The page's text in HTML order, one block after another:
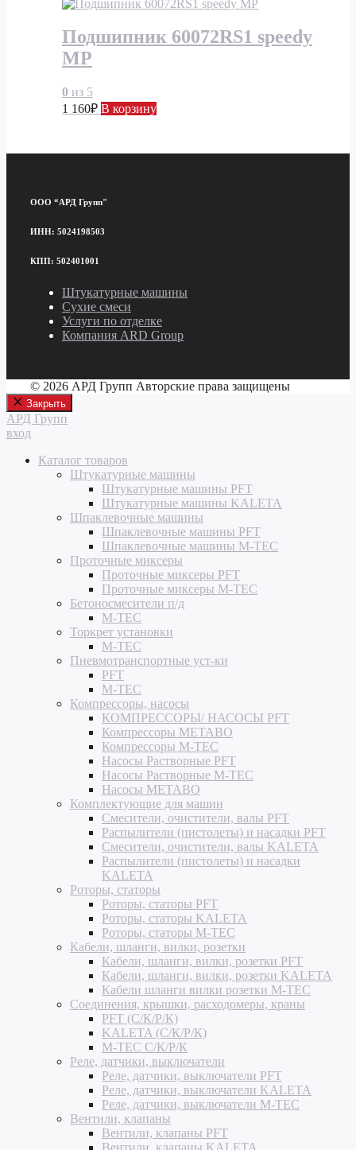
Подшипник 60072RS1 speedy
MP
0 из 5
1 160₽ В корзину
ООО “АРД Групп"
ИНН: 5024198503
КПП: 502401001
Штукатурные машины
Сухие смеси
Услуги по отделке
Компания ARD Group
© 2026 АРД Групп Авторские права защищены
Закрыть
АРД Групп
вход
Каталог товаров
Штукатурные машины
Штукатурные машины PFT
Штукатурные машины KALETA
Шпаклевочные машины
Шпаклевочные машины PFT
Шпаклевочные машины M-TEC
Проточные миксеры
Проточные миксеры PFT
Проточные миксеры M-TEC
Бетоносмесители п/д
M-TEC
Торкрет установки
M-TEC
Пневмотранспортные уст-ки
PFT
M-TEC
Компрессоры, насосы
КОМПРЕССОРЫ/ НАСОСЫ PFT
Компрессоры METABO
Компрессоры M-TEC
Насосы Растворные PFT
Насосы Растворные M-TEC
Насосы METABO
Комплектующие для машин
Смесители, очистители, валы PFT
Распылители (пистолеты) и насадки PFT
Смесители, очистители, валы KALETA
Распылители (пистолеты) и насадки
KALETA
Роторы, статоры
Роторы, статоры PFT
Роторы, статоры KALETA
Роторы, статоры M-TEC
Кабели, шланги, вилки, розетки
Кабели, шланги, вилки, розетки PFT
Кабели, шланги, вилки, розетки KALETA
Кабели шланги вилки розетки M-TEC
Соединения, крышки, расходомеры, краны
PFT (С/К/Р/К)
KALETA (С/К/Р/К)
M-TEC С/К/Р/К
Реле, датчики, выключатели
Реле, датчики, выключатели PFT
Реле, датчики, выключатели KALETA
Реле, датчики, выключатели M-TEC
Вентили, клапаны
Вентили, клапаны PFT
Вентили, клапаны KALETA